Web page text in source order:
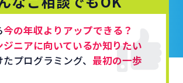
今の年収よりアップできる？
ジニアに向いているか知りたい
プログラミング、 最初の一歩